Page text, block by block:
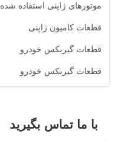
موتورهای ژاپنی استفاده شده
قطعات کامیون ژاپنی
قطعات گیربکس خودرو
قطعات گیربکس خودرو
با ما تماس بگیرید